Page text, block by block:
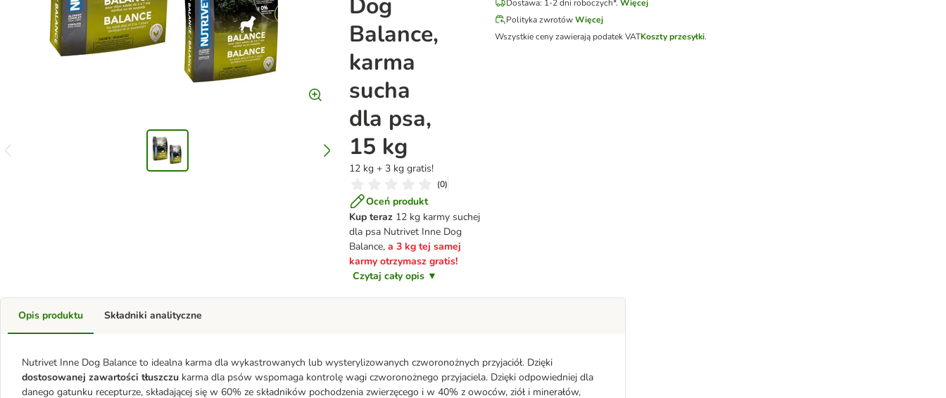
Balance,
karma
sucha
dla psa,
15 kg
12 kg + 3 kg gratis!
(0)
Oceń produkt
Kup teraz 12 kg karmy suchej
dla psa Nutrivet Inne Dog
Balance, a 3 kg tej samej
karmy otrzymasz gratis!
Czytaj cały opis ▼
Dostawa: 1-2 dni roboczych*. Więcej
Polityka zwrotówWięcej
Wszystkie ceny zawierają podatek VATKoszty przesyłki.
Opis produktu
Nutrivet Inne Dog Balance to idealna karma dla wykastrowanych lub wysterylizowanych czworonożnych przyjaciół. Dzięki
dostosowanej zawartości tłuszczu karma dla psów wspomaga kontrolę wagi czworonożnego przyjaciela. Dzięki odpowiedniej dla
danego gatunku recepturze, składającej się w 60% ze składników pochodzenia zwierzęcego i w 40% z owoców, ziół i minerałów,
Składniki analityczne